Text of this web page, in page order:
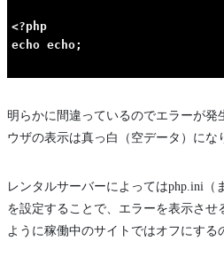
<?php
明らかに間違っているのでエラーが発
ウザの表示は真っ白（空データ）にな
レンタルサーバーによってはphp.ini（
を設定することで、エラーを表示させ
ように稼働中のサイトではオフにする